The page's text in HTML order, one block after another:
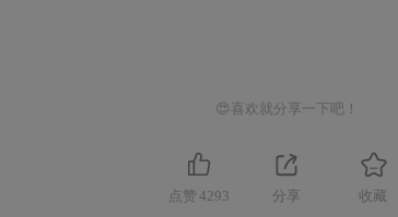
😍喜欢就分享一下吧！
点赞 4293 分享 收藏